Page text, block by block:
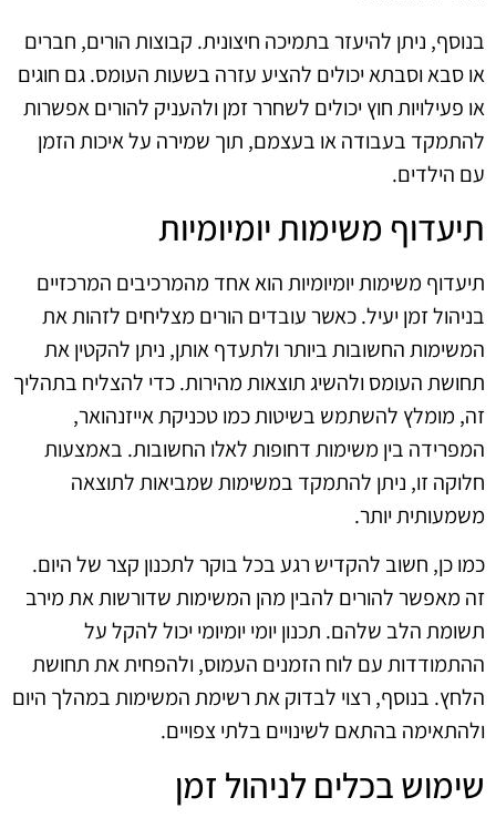
בנוסף, ניתן להיעזר בתמיכה חיצונית. קבוצות הורים, חברים
או סבא וסבתא יכולים להציע עזרה בשעות העומס. גם חוגים
או פעילויות חוץ יכולים לשחרר זמן ולהעניק להורים אפשרות
להתמקד בעבודה או בעצמם, תוך שמירה על איכות הזמן
עם הילדים.
תיעדוף משימות יומיומיות
תיעדוף משימות יומיומיות הוא אחד מהמרכיבים המרכזיים
בניהול זמן יעיל. כאשר עובדים הורים מצליחים לזהות את
המשימות החשובות ביותר ולתעדף אותן, ניתן להקטין את
תחושת העומס ולהשיג תוצאות מהירות. כדי להצליח בתהליך
זה, מומלץ להשתמש בשיטות כמו טכניקת אייזנהואר,
המפרידה בין משימות דחופות לאלו החשובות. באמצעות
חלוקה זו, ניתן להתמקד במשימות שמביאות לתוצאה
משמעותית יותר.
כמו כן, חשוב להקדיש רגע בכל בוקר לתכנון קצר של היום.
זה מאפשר להורים להבין מהן המשימות שדורשות את מירב
תשומת הלב שלהם. תכנון יומי יומיומי יכול להקל על
ההתמודדות עם לוח הזמנים העמוס, ולהפחית את תחושת
הלחץ. בנוסף, רצוי לבדוק את רשימת המשימות במהלך היום
ולהתאימה בהתאם לשינויים בלתי צפויים.
שימוש בכלים לניהול זמן